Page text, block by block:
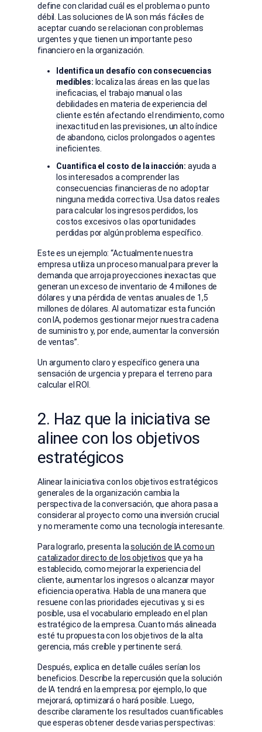
define con claridad cuál es el problema o punto
débil. Las soluciones de IA son más fáciles de
aceptar cuando se relacionan con problemas
urgentes y que tienen un importante peso
financiero en la organización.
Identifica un desafío con consecuencias
medibles: localiza las áreas en las que las
ineficacias, el trabajo manual o las
debilidades en materia de experiencia del
cliente estén afectando el rendimiento, como
inexactitud en las previsiones, un alto índice
de abandono, ciclos prolongados o agentes
ineficientes.
Cuantifica el costo de la inacción: ayuda a
los interesados a comprender las
consecuencias financieras de no adoptar
ninguna medida correctiva. Usa datos reales
para calcular los ingresos perdidos, los
costos excesivos o las oportunidades
perdidas por algún problema específico.
Este es un ejemplo: “Actualmente nuestra
empresa utiliza un proceso manual para prever la
demanda que arroja proyecciones inexactas que
generan un exceso de inventario de 4 millones de
dólares y una pérdida de ventas anuales de 1,5
millones de dólares. Al automatizar esta función
con IA, podemos gestionar mejor nuestra cadena
de suministro y, por ende, aumentar la conversión
de ventas”.
Un argumento claro y específico genera una
sensación de urgencia y prepara el terreno para
calcular el ROI.
2. Haz que la iniciativa se
alinee con los objetivos
estratégicos
Alinear la iniciativa con los objetivos estratégicos
generales de la organización cambia la
perspectiva de la conversación, que ahora pasa a
considerar al proyecto como una inversión crucial
y no meramente como una tecnología interesante.
Para lograrlo, presenta lasolución de IA como un
catalizador directo de los objetivos que ya ha
establecido, como mejorar la experiencia del
cliente, aumentar los ingresos o alcanzar mayor
eficiencia operativa. Habla de una manera que
resuene con las prioridades ejecutivas y, si es
posible, usa el vocabulario empleado en el plan
estratégico de la empresa. Cuanto más alineada
esté tu propuesta con los objetivos de la alta
gerencia, más creíble y pertinente será.
Después, explica en detalle cuáles serían los
beneficios. Describe la repercusión que la solución
de IA tendrá en la empresa; por ejemplo, lo que
mejorará, optimizará o hará posible. Luego,
describe claramente los resultados cuantificables
que esperas obtener desde varias perspectivas: